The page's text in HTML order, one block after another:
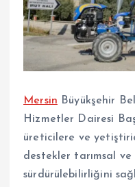
Mersin Büyükşehir
Hizmetler Dairesi
üreticilere ve
destekler tarımsal
sürdürülebilirliğini